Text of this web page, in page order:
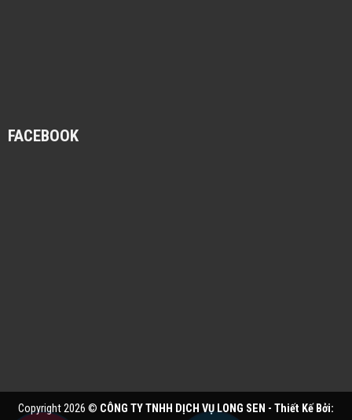
FACEBOOK
Copyright 2026 © CÔNG TY TNHH DỊCH VỤ LONG SEN - Thiết Kế Bởi: